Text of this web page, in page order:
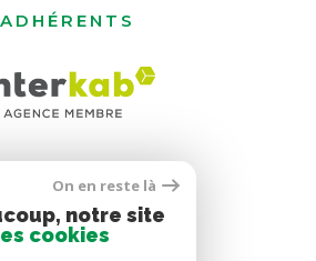
ADHÉRENTS
On en reste là
notre site
cookies